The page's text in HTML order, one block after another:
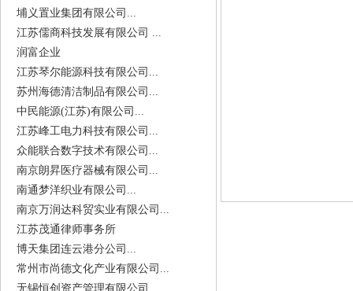
埔义置业集团有限公司...
江苏儒商科技发展有限公司 ...
润富企业
江苏琴尔能源科技有限公司...
苏州海德清洁制品有限公司...
中民能源(江苏)有限公司...
江苏峰工电力科技有限公司...
众能联合数字技术有限公司...
南京朗昇医疗器械有限公司...
南通梦洋织业有限公司...
南京万润达科贸实业有限公司...
江苏茂通律师事务所
博天集团连云港分公司...
常州市尚德文化产业有限公司...
无锡恒创资产管理有限公司...